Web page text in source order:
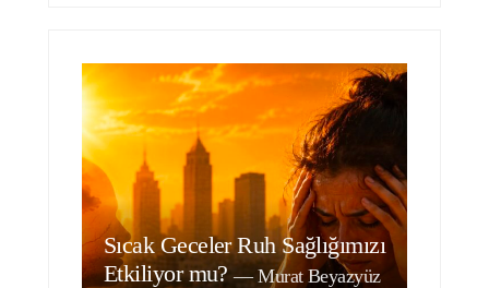
Sıcak Geceler Ruh Sağlığımızı
Etkiliyor mu?—Murat Beyazyüz